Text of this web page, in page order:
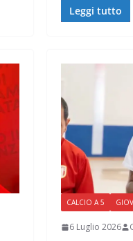
Leggi tutto
CALCIO A 5
6 Luglio 2026